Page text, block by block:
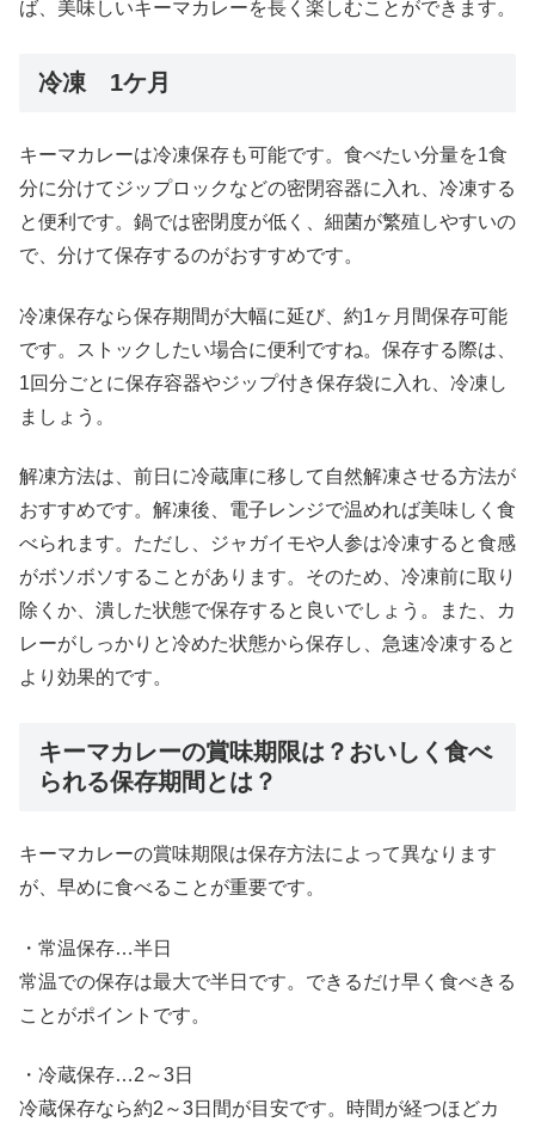
ば、美味しいキーマカレーを長く楽しむことができます。
冷凍 1ケ月
キーマカレーは冷凍保存も可能です。食べたい分量を1食
分に分けてジップロックなどの密閉容器に入れ、冷凍する
と便利です。鍋では密閉度が低く、細菌が繁殖しやすいの
で、分けて保存するのがおすすめです。
冷凍保存なら保存期間が大幅に延び、約1ヶ月間保存可能
です。ストックしたい場合に便利ですね。保存する際は、
1回分ごとに保存容器やジップ付き保存袋に入れ、冷凍し
ましょう。
解凍方法は、前日に冷蔵庫に移して自然解凍させる方法が
おすすめです。解凍後、電子レンジで温めれば美味しく食
べられます。ただし、ジャガイモや人参は冷凍すると食感
がボソボソすることがあります。そのため、冷凍前に取り
除くか、潰した状態で保存すると良いでしょう。また、カ
レーがしっかりと冷めた状態から保存し、急速冷凍すると
より効果的です。
キーマカレーの賞味期限は？おいしく食べ
られる保存期間とは？
キーマカレーの賞味期限は保存方法によって異なります
が、早めに食べることが重要です。
・常温保存…半日
常温での保存は最大で半日です。できるだけ早く食べきる
ことがポイントです。
・冷蔵保存…2～3日
冷蔵保存なら約2～3日間が目安です。時間が経つほどカ